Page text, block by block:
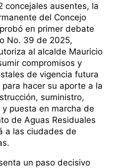
concejales ausentes, la
del Concejo
en primer debate
No. 39 de 2025,
al alcalde Mauricio
compromisos y
de vigencia futura
hacer su aporte a la
suministro,
puesta en marcha de
de Aguas Residuales
a las ciudades de
un paso decisivo